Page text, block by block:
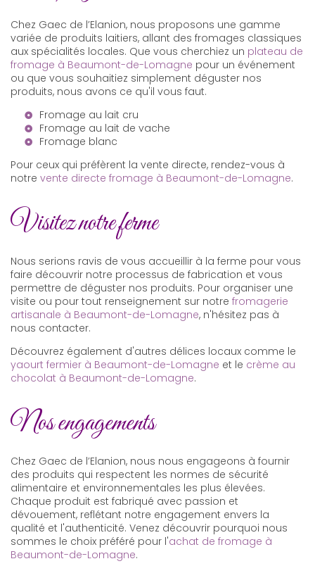
Chez Gaec de l’Elanion, nous proposons une gamme
variée de produits laitiers, allant des fromages classiques
aux spécialités locales. Que vous cherchiez un plateau de
fromage à Beaumont-de-Lomagne pour un événement
ou que vous souhaitiez simplement déguster nos
produits, nous avons ce qu'il vous faut.
Fromage au lait cru
Fromage au lait de vache
Fromage blanc
Pour ceux qui préfèrent la vente directe, rendez-vous à
notre vente directe fromage à Beaumont-de-Lomagne.
Visitez notre ferme
Nous serions ravis de vous accueillir à la ferme pour vous
faire découvrir notre processus de fabrication et vous
permettre de déguster nos produits. Pour organiser une
visite ou pour tout renseignement sur notre fromagerie
artisanale à Beaumont-de-Lomagne, n'hésitez pas à
nous contacter.
Découvrez également d'autres délices locaux comme le
yaourt fermier à Beaumont-de-Lomagne et le crème au
chocolat à Beaumont-de-Lomagne.
Nos engagements
Chez Gaec de l’Elanion, nous nous engageons à fournir
des produits qui respectent les normes de sécurité
alimentaire et environnementales les plus élevées.
Chaque produit est fabriqué avec passion et
dévouement, reflétant notre engagement envers la
qualité et l'authenticité. Venez découvrir pourquoi nous
sommes le choix préféré pour l'achat de fromage à
Beaumont-de-Lomagne.